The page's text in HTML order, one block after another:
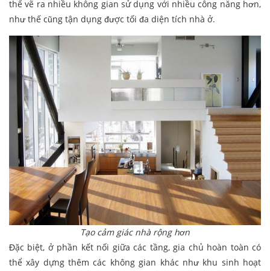
thể vẽ ra nhiều không gian sử dụng với nhiều công năng hơn,
như thế cũng tận dụng được tối đa diện tích nhà ở.
Tạo cảm giác nhà rộng hơn
Đặc biệt, ở phần kết nối giữa các tầng, gia chủ hoàn toàn có
thể xây dựng thêm các không gian khác như khu sinh hoạt